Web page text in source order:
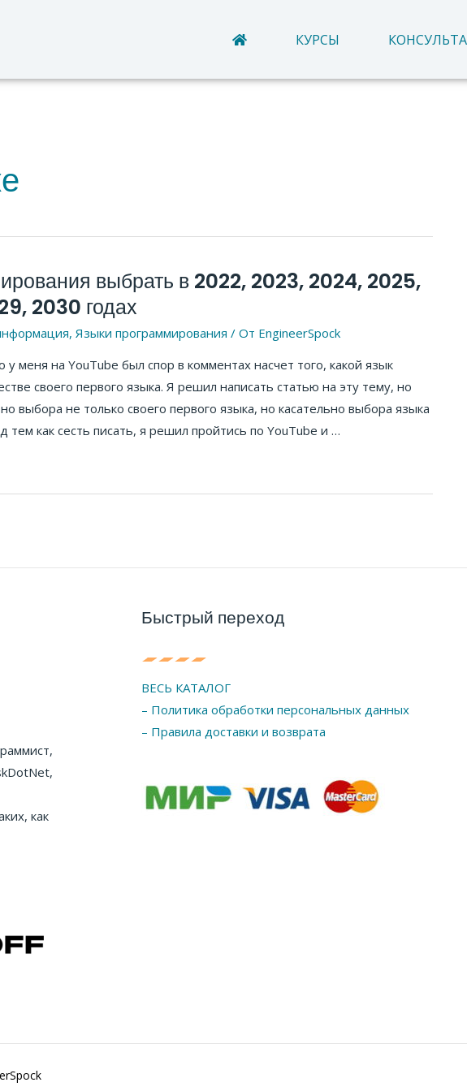
КУРСЫ
выбрать в 2022, 2023, 2024, 2025,
2030 годах
, Языки программирования / От EngineerSpock
меня на YouTube был спор в комментах насчет того, какой язык
своего первого языка. Я решил написать статью на эту тему, но
выбора не только своего первого языка, но касательно выбора языка
как сесть писать, я решил пройтись по YouTube и …
как
Быстрый переход
ВЕСЬ КАТАЛОГ
– Политика обработки персональных данных
– Правила доставки и возврата